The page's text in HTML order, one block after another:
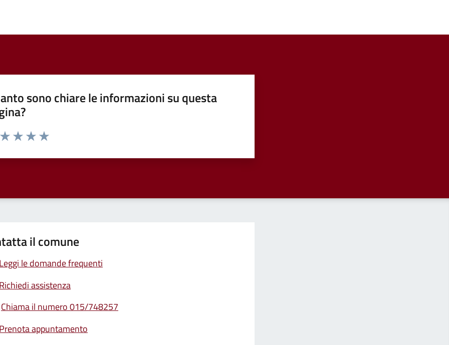
sono chiare le informazioni su questa
da 1 a 5 stelle la pagina
il comune
Leggi le domande frequenti
Richiedi assistenza
Chiama il numero 015/748257
Prenota appuntamento